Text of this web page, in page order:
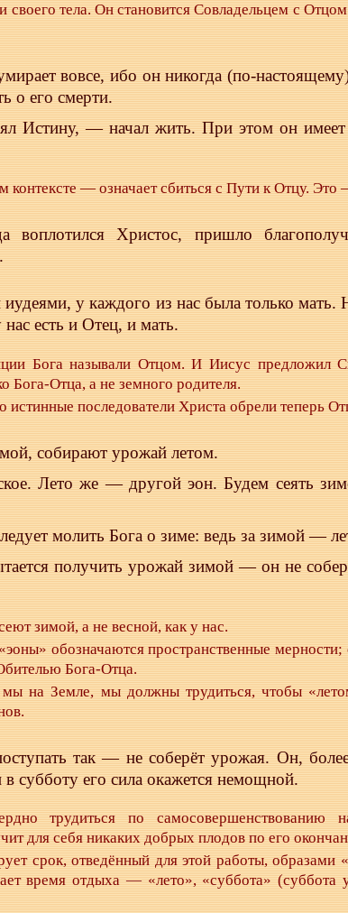
своего тела. Он становится Совладельцем с
вовсе, ибо он никогда (по-
о его смерти.
Истину, — начал жить. При этом он имеет
— означает сбиться с Пути к Отцу. Это
воплотился Христос, пришло
у каждого из нас была только мать.
есть и Отец, и мать.
Бога называли Отцом. И Иисус предложил
Бога-Отца, а не земного родителя.
истинные последователи Христа обрели теперь
собирают урожай летом.
Лето же — другой эон. Будем сеять
молить Бога о зиме: ведь за зимой —
получить урожай зимой — он не
зимой, а не весной, как у нас.
обозначаются пространственные мерности;
Бога-Отца.
на Земле, мы должны трудиться, чтобы
так — не соберёт урожая. Он,
субботу его сила окажется немощной.
трудиться по самосовершенствованию
для себя никаких добрых плодов по его
срок, отведённый для этой работы, образами
время отдыха — «лето», «суббота»